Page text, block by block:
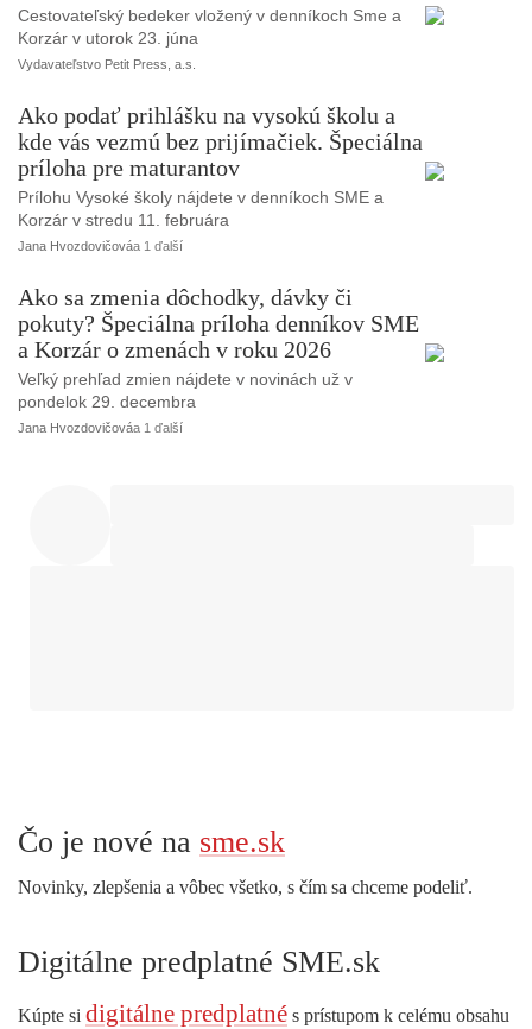
Cestovateľský bedeker vložený v denníkoch Sme a
Korzár v utorok 23. júna
Vydavateľstvo Petit Press, a.s.
Ako podať prihlášku na vysokú školu a
kde vás vezmú bez prijímačiek. Špeciálna
príloha pre maturantov
Prílohu Vysoké školy nájdete v denníkoch SME a
Korzár v stredu 11. februára
Jana Hvozdovičováa 1 ďalší
Ako sa zmenia dôchodky, dávky či
pokuty? Špeciálna príloha denníkov SME
a Korzár o zmenách v roku 2026
Veľký prehľad zmien nájdete v novinách už v
pondelok 29. decembra
Jana Hvozdovičováa 1 ďalší
Čo je nové na sme.sk
Novinky, zlepšenia a vôbec všetko, s čím sa chceme podeliť.
Digitálne predplatné SME.sk
Kúpte si digitálne predplatné s prístupom k celému obsahu